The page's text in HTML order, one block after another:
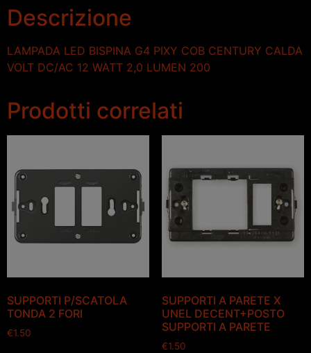
Descrizione
LAMPADA LED BISPINA G4 PIXY COB CENTURY CALDA
VOLT DC/AC 12 WATT 2,0 LUMEN 200
Prodotti correlati
SUPPORTI P/SCATOLA
TONDA 2 FORI
€1.50
SUPPORTI A PARETE X
UNEL DECENT+POSTO
SUPPORTI A PARETE
€1.50